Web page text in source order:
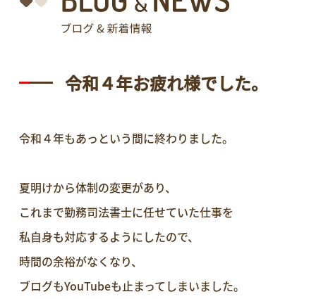
令和４年お疲れ様でした。
令和４年もあっという間に終わりました。
夏明けから体制の変更があり、
これまで勤務司法書士に任せていた仕事を
私自身も対応するようにしたので、
時間の余裕がなくなり、
ブログもYouTubeも止まってしまいました。